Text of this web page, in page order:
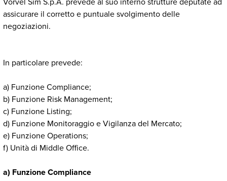
assicurare il corretto e puntuale svolgimento delle
negoziazioni.
In particolare prevede:
a) Funzione Compliance;
b) Funzione Risk Management;
c) Funzione Listing;
d) Funzione Monitoraggio e Vigilanza del Mercato;
e) Funzione Operations;
f) Unità di Middle Office.
a) Funzione Compliance